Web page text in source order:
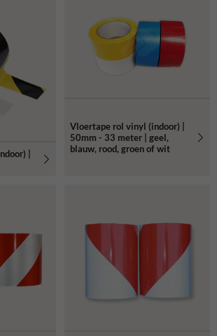
|
Vloertape rol vinyl (indoor) |
50mm - 33 meter | geel,
blauw, rood, groen of wit